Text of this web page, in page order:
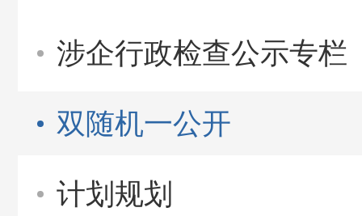
涉企行政检查公示专栏
双随机一公开
计划规划